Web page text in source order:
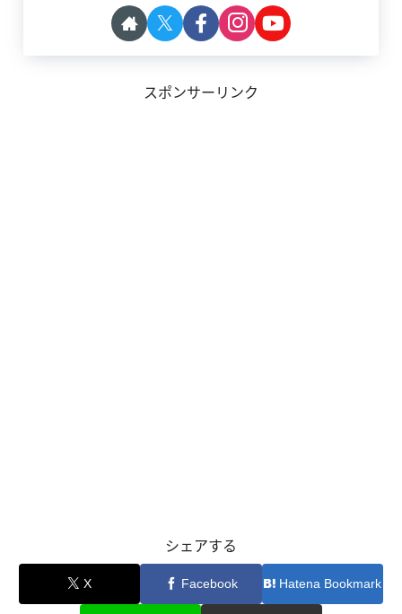
スポンサーリンク
シェアする
X Facebook Hatena Bookmark